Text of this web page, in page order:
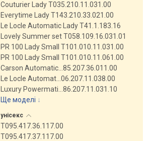
Couturier Lady T035.210.11.031.00
Everytime Lady T143.210.33.021.00
Le Locle Automatic Lady T41.1.183.16
Lovely Summer set T058.109.16.031.01
PR 100 Lady Small T101.010.11.031.00
PR 100 Lady Small T101.010.11.061.00
Carson Automatic…85.207.36.011.00
Le Locle Automat…06.207.11.038.00
Luxury Powermati…86.207.11.031.10
Ще моделі ↓
унісекс
T095.417.36.117.00
T095.417.37.117.00